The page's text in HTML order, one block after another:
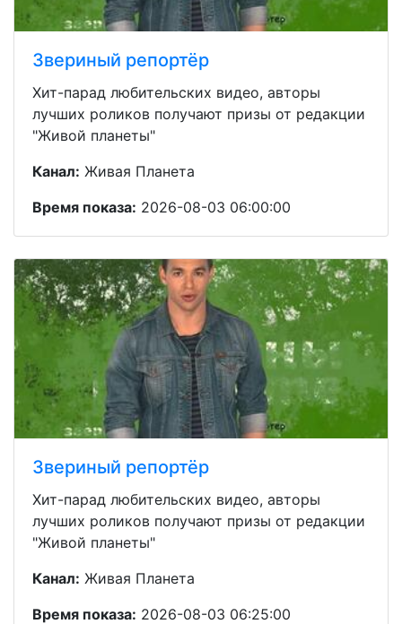
Звериный репортёр
Хит-парад любительских видео, авторы
лучших роликов получают призы от редакции
"Живой планеты"
Канал: Живая Планета
Время показа: 2026-08-03 06:00:00
Звериный репортёр
Хит-парад любительских видео, авторы
лучших роликов получают призы от редакции
"Живой планеты"
Канал: Живая Планета
Время показа: 2026-08-03 06:25:00